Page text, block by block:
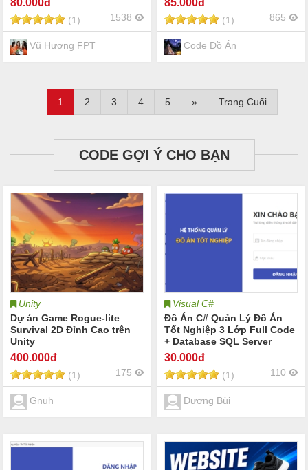
80.000đ
(1) 1538
Vũ Hương FPT
dùng: giỏ hàng, đặt hàng,
thêm, sửa, xóa sản phẩm
85.000đ
(1) 865
Code Đồ Án
1 2 3 4 5 » Trang Cuối
CODE GỢI Ý CHO BẠN
Unity
Dự án Game Rogue-lite
Survival 2D Đỉnh Cao trên
Unity
400.000đ
(1) 175
Gnuh
Visual C#
Đồ Án C# Quản Lý Đồ Án
Tốt Nghiệp 3 Lớp Full Code
+ Database SQL Server
30.000đ
(1) 110
Dương Bùi